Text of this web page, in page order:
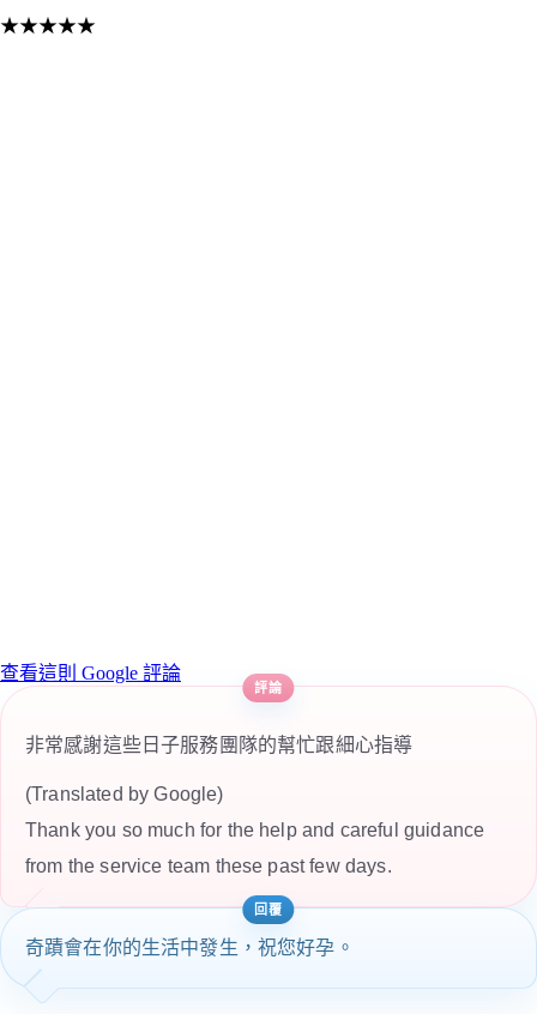
★★★★★
查看這則 Google 評論
非常感謝這些日子服務團隊的幫忙跟細心指導
(Translated by Google)
Thank you so much for the help and careful guidance
from the service team these past few days.
奇蹟會在你的生活中發生，祝您好孕。